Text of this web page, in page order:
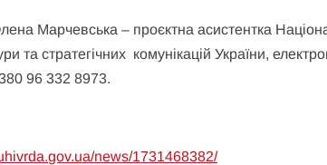
Марчевська – проєктна асистентка
та стратегічних комунікацій України,
96 332 8973.
news/1731468382/